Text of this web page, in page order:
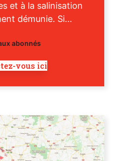
et à la salinisation
démunie. Si...
abonnés
vous ici